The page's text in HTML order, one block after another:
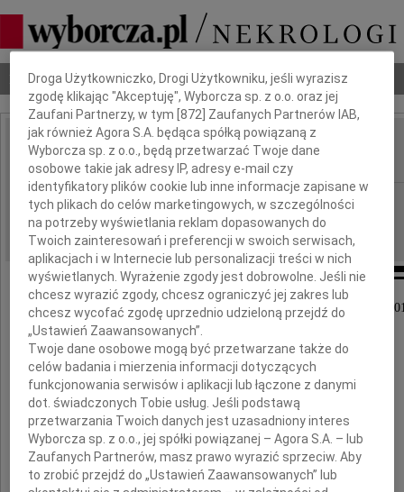
Nekrologi Odeszli Poradnik pogrzebowy
IMIĘ I NAZWISKO: Joachim Mader
REGION: Wrocław
DATA EMISJI: 20.03.2019
Z głębokim żalem zawiadamiamy, że dnia 16 marca
Dbamy o Twoją prywatność
Droga Użytkowniczko, Drogi Użytkowniku, jeśli wyrazisz
zgodę klikając "Akceptuję", Wyborcza sp. z o.o. oraz jej
Zaufani Partnerzy, w tym [872 ] Zaufanych Partnerów IAB,
jak również Agora S.A. będąca spółką powiązaną z
Wyborcza sp. z o.o., będą przetwarzać Twoje dane
osobowe takie jak adresy IP, adresy e-mail czy
identyfikatory plików cookie lub inne informacje zapisane w
tych plikach do celów marketingowych, w szczególności
na potrzeby wyświetlania reklam dopasowanych do
Twoich zainteresowań i preferencji w swoich serwisach,
aplikacjach i w Internecie lub personalizacji treści w nich
wyświetlanych. Wyrażenie zgody jest dobrowolne. Jeśli nie
chcesz wyrazić zgody, chcesz ograniczyć jej zakres lub
chcesz wycofać zgodę uprzednio udzieloną przejdź do
„Ustawień Zaawansowanych”.
Twoje dane osobowe mogą być przetwarzane także do
celów badania i mierzenia informacji dotyczących
funkcjonowania serwisów i aplikacji lub łączone z danymi
dot. świadczonych Tobie usług. Jeśli podstawą
przetwarzania Twoich danych jest uzasadniony interes
Wyborcza sp. z o.o., jej spółki powiązanej – Agora S.A. – lub
Zaufanych Partnerów, masz prawo wyrazić sprzeciw. Aby
to zrobić przejdź do „Ustawień Zaawansowanych” lub